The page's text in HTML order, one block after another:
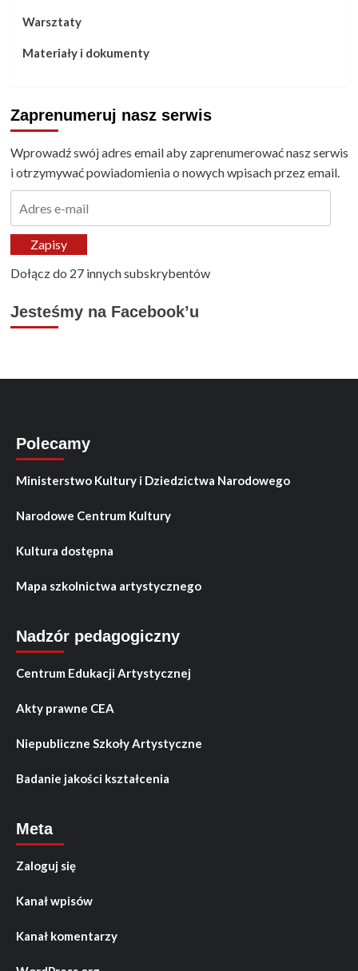
Warsztaty
Materiały i dokumenty
Zaprenumeruj nasz serwis
Wprowadź swój adres email aby zaprenumerować nasz serwis
i otrzymywać powiadomienia o nowych wpisach przez email.
mailZapisy
Dołącz do 27 innych subskrybentów
Jesteśmy na Facebook’u
Polecamy
Ministerstwo Kultury i Dziedzictwa Narodowego
Narodowe Centrum Kultury
Kultura dostępna
Mapa szkolnictwa artystycznego
Nadzór pedagogiczny
Centrum Edukacji Artystycznej
Akty prawne CEA
Niepubliczne Szkoły Artystyczne
Badanie jakości kształcenia
Meta
Zaloguj się
Kanał wpisów
Kanał komentarzy